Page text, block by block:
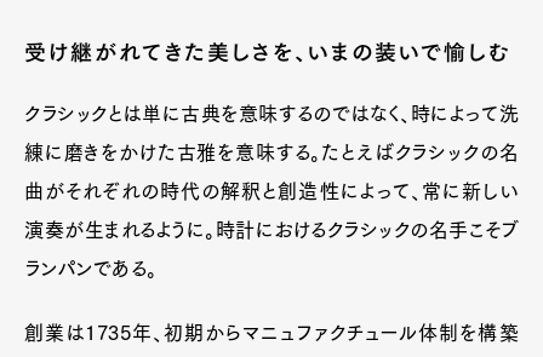
受け継がれてきた美しさを、いまの装いで愉しむ
クラシックとは単に古典を意味するのではなく、時によって洗
練に磨きをかけた古雅を意味する。たとえばクラシックの名
曲がそれぞれの時代の解釈と創造性によって、常に新しい
演奏が生まれるように。時計におけるクラシックの名手こそブ
ランパンである。
創業は1735年、初期からマニュファクチュール体制を構築